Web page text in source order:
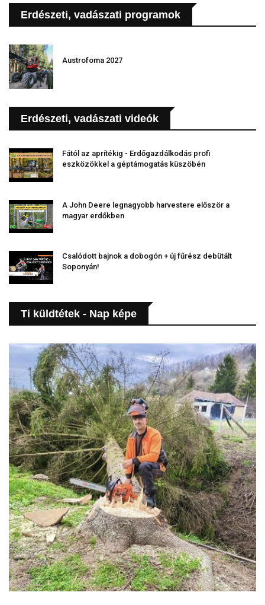
Erdészeti, vadászati programok
Austrofoma 2027
Erdészeti, vadászati videók
Fától az aprítékig - Erdőgazdálkodás profi
eszközökkel a géptámogatás küszöbén
A John Deere legnagyobb harvestere először a
magyar erdőkben
Csalódott bajnok a dobogón + új fűrész debütált
Soponyán!
Ti küldtétek - Nap képe